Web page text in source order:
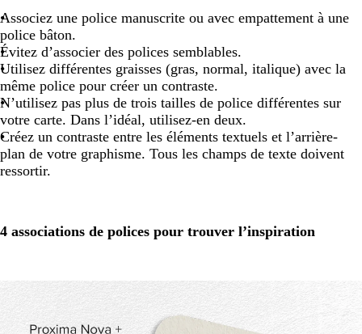
Associez une police manuscrite ou avec empattement à une
police bâton.
Évitez d’associer des polices semblables.
Utilisez différentes graisses (gras, normal, italique) avec la
même police pour créer un contraste.
N’utilisez pas plus de trois tailles de police différentes sur
votre carte. Dans l’idéal, utilisez-en deux.
Créez un contraste entre les éléments textuels et l’arrière-
plan de votre graphisme. Tous les champs de texte doivent
ressortir.
4 associations de polices pour trouver l’inspiration